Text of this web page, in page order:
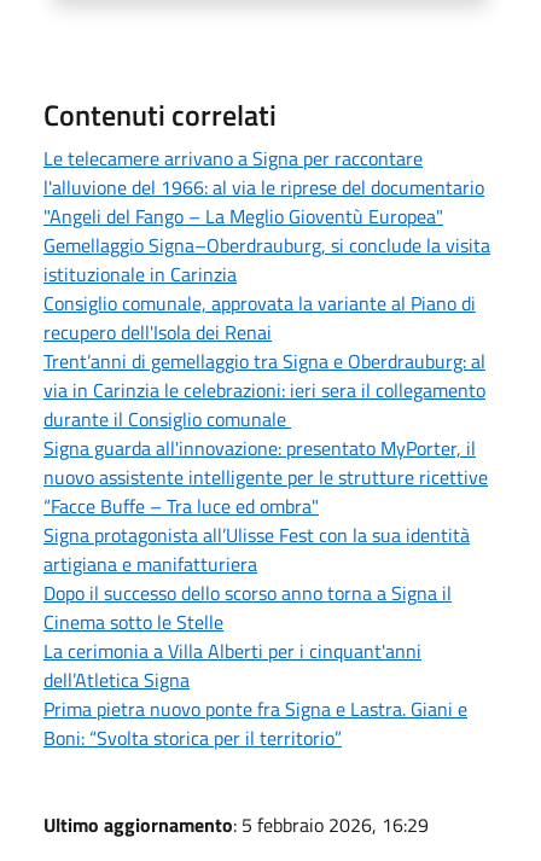
Contenuti correlati
Le telecamere arrivano a Signa per raccontare
l'alluvione del 1966: al via le riprese del documentario
"Angeli del Fango – La Meglio Gioventù Europea"
Gemellaggio Signa–Oberdrauburg, si conclude la visita
istituzionale in Carinzia
Consiglio comunale, approvata la variante al Piano di
recupero dell'Isola dei Renai
Trent’anni di gemellaggio tra Signa e Oberdrauburg: al
via in Carinzia le celebrazioni: ieri sera il collegamento
durante il Consiglio comunale
Signa guarda all'innovazione: presentato MyPorter, il
nuovo assistente intelligente per le strutture ricettive
“Facce Buffe – Tra luce ed ombra"
Signa protagonista all’Ulisse Fest con la sua identità
artigiana e manifatturiera
Dopo il successo dello scorso anno torna a Signa il
Cinema sotto le Stelle
La cerimonia a Villa Alberti per i cinquant'anni
dell’Atletica Signa
Prima pietra nuovo ponte fra Signa e Lastra. Giani e
Boni: “Svolta storica per il territorio”
Ultimo aggiornamento: 5 febbraio 2026, 16:29